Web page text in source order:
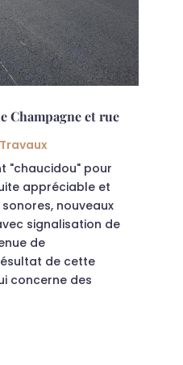
Champagne et rue
Travaux
"chaucidou" pour
appréciable et
nouveaux
signalisation de
de
de cette
concerne des